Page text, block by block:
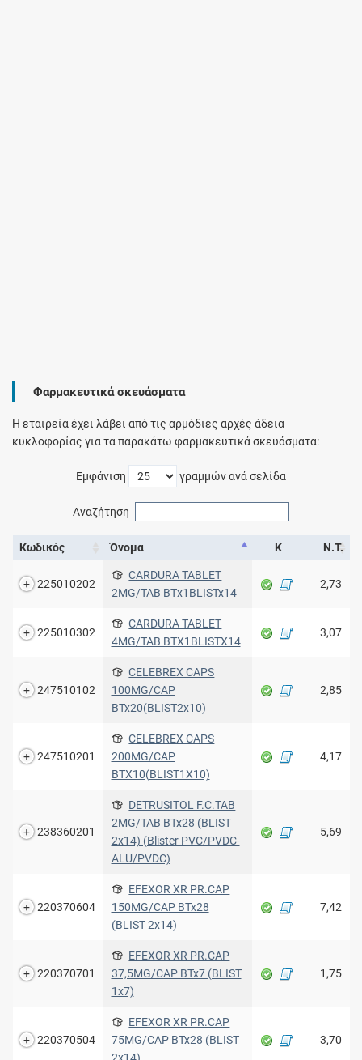
Φαρμακευτικά σκευάσματα
Η εταιρεία έχει λάβει από τις αρμόδιες αρχές άδεια
κυκλοφορίας για τα παρακάτω φαρμακευτικά σκευάσματα:
Εμφάνιση γραμμών ανά σελίδα
Αναζήτηση
Κωδικός Όνομα Κ Ν.Τ.
225010202
CARDURA TABLET
2MG/TAB ΒΤx1BLISTx14
2,73
225010302
CARDURA TABLET
4MG/TAB ΒΤΧ1BLISTΧ14
3,07
247510102
CELEBREX CAPS
100MG/CAP
BTx20(BLIST2x10)
2,85
247510201
CELEBREX CAPS
200MG/CAP
BTX10(BLIST1X10)
4,17
238360201
DETRUSITOL F.C.TAB
2MG/TAB BTx28 (BLIST
2x14) (Blister PVC/PVDC-
ALU/PVDC)
5,69
220370604
EFEXOR XR PR.CAP
150MG/CAP BTx28
(BLIST 2x14)
7,42
220370701
EFEXOR XR PR.CAP
37,5MG/CAP BTx7 (BLIST
1x7)
1,75
220370504
EFEXOR XR PR.CAP
75MG/CAP BTx28 (BLIST
3,70